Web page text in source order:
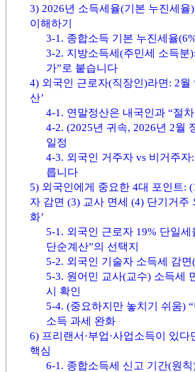
3) 2026년 소득세율(기본 누진세
이해하기
3-1. 종합소득 기본 누진세율
3-2. 지방소득세(주민세 소득분
가”로 붙습니다
4) 외국인 근로자(직장인)라면: 2월
산’
4-1. 연말정산은 내국인과 “절
4-2. (2025년 귀속, 2026년 2월
일정
4-3. 외국인 거주자 vs 비거주
릅니다
5) 외국인에게 중요한 4대 포인트:
자 감면 (3) 교사 면세 (4) 단기거주
화’
5-1. 외국인 근로자 19% 단일
단순계산”의 선택지
5-2. 외국인 기술자 소득세 감면
5-3. 원어민 교사(교수) 소득세
시 확인
5-4. (중요하지만 놓치기 쉬움)
소득 과세 완화
6) 프리랜서·부업·사업소득이 있
핵심
6-1. 종합소득세 신고 기간(원칙